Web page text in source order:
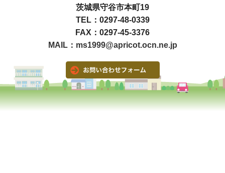
茨城県守谷市本町19
TEL：0297-48-0339
FAX：0297-45-3376
MAIL：ms1999@apricot.ocn.ne.jp